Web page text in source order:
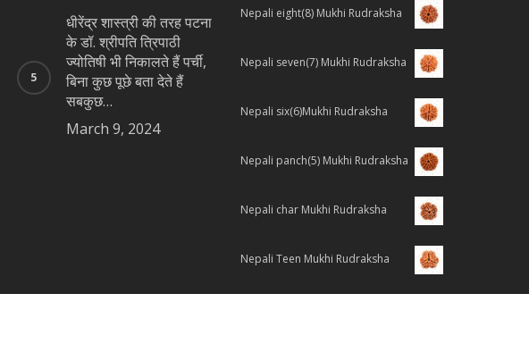
धीरेंद्र शास्त्री की तरह पटना
के डॉ. श्रीपति त्रिपाठी
ज्योतिषी भी निकालते हैं पर्ची,
बिना कुछ पूछे बता देते हैं
सबकुछ…
March 9, 2024
Nepali eight(8) Mukhi Rudraksha
Nepali seven(7) Mukhi Rudraksha
Nepali six(6)Mukhi Rudraksha
Nepali panch(5) Mukhi Rudraksha
Nepali char Mukhi Rudraksha
Nepali Teen Mukhi Rudraksha